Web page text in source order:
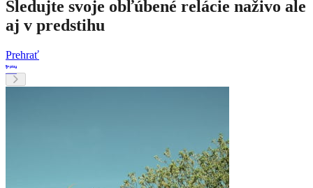
Sledujte svoje obľúbené relácie naživo ale
aj v predstihu
Prehrať